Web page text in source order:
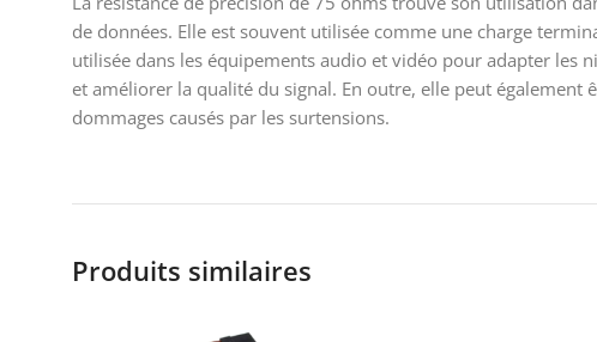
de données. Elle est souvent utilisée comme une charge
utilisée dans les équipements audio et vidéo pour adapter les
et améliorer la qualité du signal. En outre, elle peut
dommages causés par les surtensions.
Produits similaires